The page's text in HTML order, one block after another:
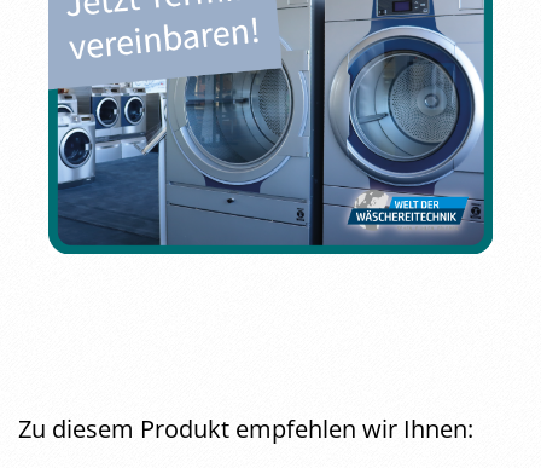
Zu diesem Produkt empfehlen wir Ihnen: